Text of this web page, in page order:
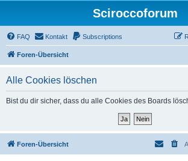
Sciroccoforum
FAQ Kontakt Subscriptions
Foren-Übersicht
Alle Cookies löschen
Bist du dir sicher, dass du alle Cookies des Boards
Foren-Übersicht